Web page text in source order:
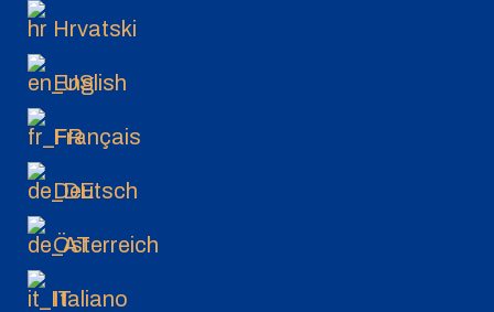
Hrvatski
English
Français
Deutsch
Österreich
Italiano